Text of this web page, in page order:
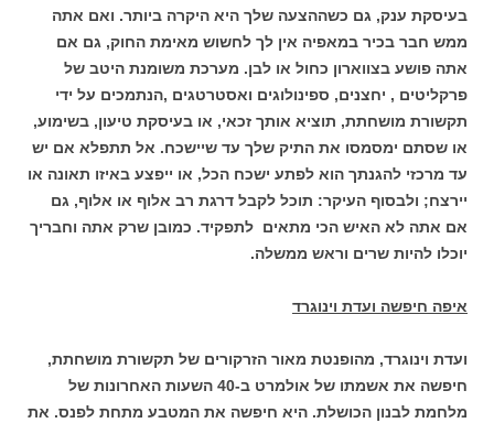
בעיסקת ענק, גם כשההצעה שלך היא היקרה ביותר. ואם אתה
ממש חבר בכיר במאפיה אין לך לחשוש מאימת החוק, גם אם
אתה פושע בצווארון כחול או לבן. מערכת משומנת היטב של
פרקליטים , יחצנים, ספינולוגים ואסטרטגים ,הנתמכים על ידי
תקשורת מושחתת, תוציא אותך זכאי, או בעיסקת טיעון, בשימוע,
או שסתם ימסמסו את התיק שלך עד שיישכח. אל תתפלא אם יש
עד מרכזי להגנתך הוא לפתע ישכח הכל, או ייפצע באיזו תאונה או
יירצח; ולבסוף העיקר: תוכל לקבל דרגת רב אלוף או אלוף, גם
אם אתה לא האיש הכי מתאים לתפקיד. כמובן שרק אתה וחבריך
יוכלו להיות שרים וראש ממשלה.
איפה חיפשה ועדת וינוגרד
ועדת וינוגרד, מהופנטת מאור הזרקורים של תקשורת מושחתת,
חיפשה את אשמתו של אולמרט ב-40 השעות האחרונות של
מלחמת לבנון הכושלת. היא חיפשה את המטבע מתחת לפנס. את